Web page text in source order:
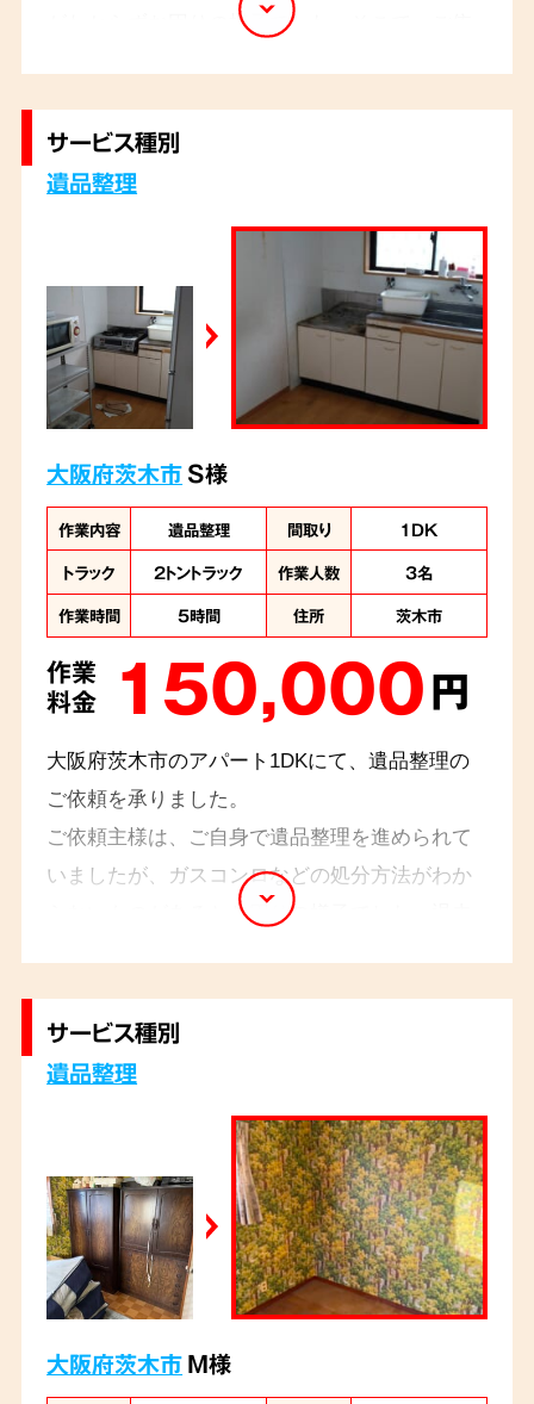
がわからずお困りの様子でした。そこで、ご依
様の想いを大切にしながら作業を進めました。
サービス種別
遺品整理
大阪府茨木市S様
作業内容 遺品整理 間取り
1DK
トラック
2トントラック 作業人数
3名
作業時間
5時間 住所 茨木市
作業
料金
150,000円
大阪府茨木市のアパート1DKにて、遺品整理の
ご依頼を承りました。
ご依頼主様は、ご自身で遺品整理を進められて
いましたが、ガスコンロなどの処分方法がわか
らないものがあるとお困りの様子でした。退去
おり、不要なものを適切な方法で処分させてい
ただきました。
サービス種別
遺品整理
大阪府茨木市M様